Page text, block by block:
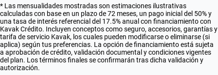
* Las mensualidades mostradas son estimaciones ilustrativas
calculadas con base en un plazo de 72 meses, un pago inicial del 50% y
una tasa de interés referencial del 17.5% anual con financiamiento con
Kavak Crédito. Incluyen conceptos como seguro, accesorios, garantías y
tarifa de servicio Kavak, los cuales pueden modificarse o eliminarse (si
aplica) según tus preferencias. La opción de financiamiento está sujeta
a aprobación de crédito, validación documental y condiciones vigentes
del plan. Los términos finales se confirmarán tras dicha validación y
autorización.